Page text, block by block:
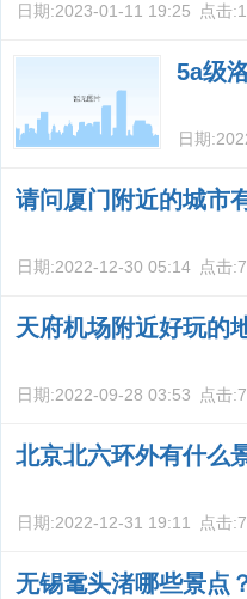
日期:2023-01-11 19:25 点击:
5a级
日期:
请问厦门附近的城市
日期:2022-12-30 05:14 点击:
天府机场附近好玩的
日期:2022-09-28 03:53 点击:
北京北六环外有什么
日期:2022-12-31 19:11 点击:
无锡鼋头渚哪些景点